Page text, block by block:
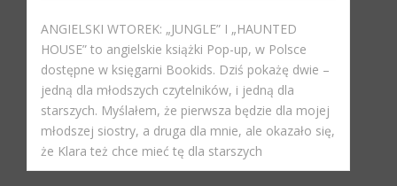
ANGIELSKI WTOREK: „JUNGLE” I „HAUNTED
HOUSE” to angielskie książki Pop-up, w Polsce
dostępne w księgarni Bookids. Dziś pokażę dwie –
jedną dla młodszych czytelników, i jedną dla
starszych. Myślałem, że pierwsza będzie dla mojej
młodszej siostry, a druga dla mnie, ale okazało się,
że Klara też chce mieć tę dla starszych